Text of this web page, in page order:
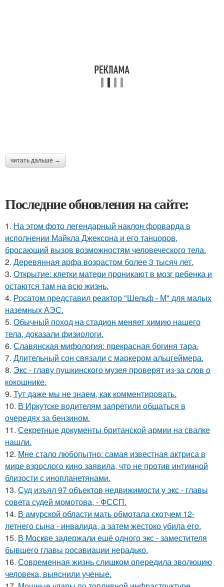
читать дальше →
Последние обновления на сайте:
1. На этом фото легендарный наклон форварда в
исполнении Майкла Джексона и его танцоров,
бросающий вызов возможностям человеческого тела.
2. Деревянная арфа возрастом более 3 тысяч лет.
3. Открытие: клетки матери проникают в мозг ребенка и
остаются там на всю жизнь.
4. Росатом представил реактор "Шельф - М" для малых
наземных АЭС.
5. Обычный поход на стадион меняет химию нашего
тела, доказали физиологи.
6. Славянская мифология: прекрасная богиня тара.
7. Длительный сон связали с маркером альцгеймера.
8. Экс - главу пушкинского музея проверят из-за слов о
кокошнике.
9. Тут даже мы не знаем, как комментировать.
10. В Иркутске водителям запретили общаться в
очередях за бензином.
11. Секретные документы британской армии на свалке
нашли.
12. Мне стало любопытно: самая известная актриса в
мире взрослого кино заявила, что не против интимной
близости с инопланетянами.
13. Суд изъял 97 объектов недвижимости у экс - главы
совета судей момотова, - ФССП.
14. В амурской области мать обмотала скотчем 12-
летнего сына - инвалида, а затем жестоко убила его.
15. В Москве задержали ещё одного экс - заместителя
бывшего главы росавиации нерадько.
16. Современная жизнь слишком опередила эволюцию
человека, выяснили ученые.